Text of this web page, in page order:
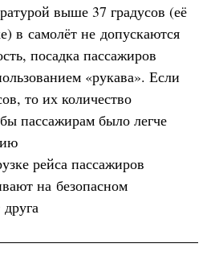
выше 37 градусов (её
в самолёт не допускаются
посадка пассажиров
«рукава». Если
то их количество
пассажирам было легче
рейса пассажиров
на безопасном